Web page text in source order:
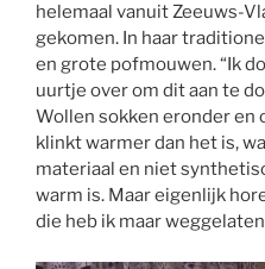
helemaal vanuit Zeeuws-
gekomen. In haar
en grote pofmouwen. “Ik
uurtje over om dit aan te
Wollen sokken eronder en
klinkt warmer dan het is,
materiaal en niet
warm is. Maar eigenlijk
die heb ik maar